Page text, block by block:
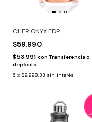
CHER ONYX EDP
$59.990
$53.991 con Transferencia o
depósito
6 x $9.998,33 sin interés